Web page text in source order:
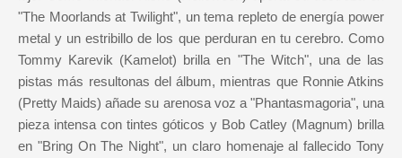
"The Moorlands at Twilight", un tema repleto de energía power
metal y un estribillo de los que perduran en tu cerebro. Como
Tommy Karevik (Kamelot) brilla en "The Witch", una de las
pistas más resultonas del álbum, mientras que Ronnie Atkins
(Pretty Maids) añade su arenosa voz a "Phantasmagoria", una
pieza intensa con tintes góticos y Bob Catley (Magnum) brilla
en "Bring On The Night", un claro homenaje al fallecido Tony